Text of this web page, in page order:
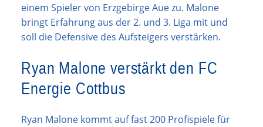
einem Spieler von Erzgebirge Aue zu. Malone
bringt Erfahrung aus der 2. und 3. Liga mit und
soll die Defensive des Aufsteigers verstärken.
Ryan Malone verstärkt den FC
Energie Cottbus
Ryan Malone kommt auf fast 200 Profispiele für